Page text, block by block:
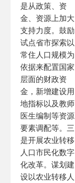
是从政策、资
金、资源上加大
支持力度。鼓励
试点省市探索以
常住人口规模为
依据来配置国家
层面的财政资
金，新增建设用
地指标以及教师
医生编制等资源
要素调配等。三
是开展农业转移
人口市民化数字
化改革。谋划建
设以农业转移人